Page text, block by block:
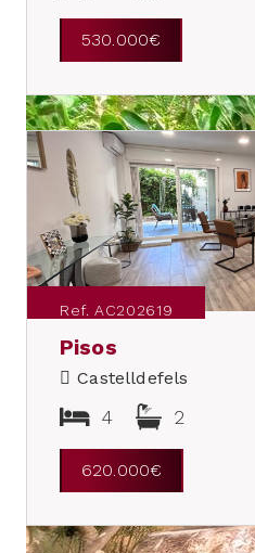
530.000€
Ref. AC202619
Pisos
Castelldefels
4 2
620.000€